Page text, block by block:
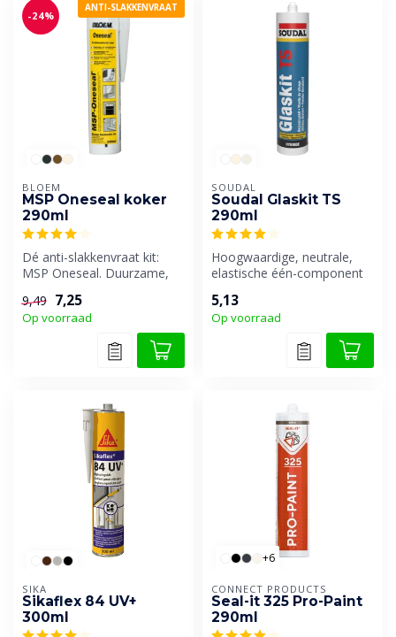
ANTI-SLAKKENVRAAT
-24%
BLOEM
MSP Oneseal koker
290ml
Dé anti-slakkenvraat kit:
MSP Oneseal. Duurzame,
voor...
9,49 7,25
Op voorraad
SOUDAL
Soudal Glaskit TS
290ml
Hoogwaardige, neutrale,
elastische één-component
basis...
5,13
Op voorraad
SIKA
Sikaflex 84 UV+
300ml
+6
CONNECT PRODUCTS
Seal-it 325 Pro-Paint
290ml